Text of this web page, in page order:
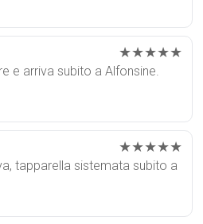
★★★★★
e arriva subito a Alfonsine.
★★★★★
tapparella sistemata subito a